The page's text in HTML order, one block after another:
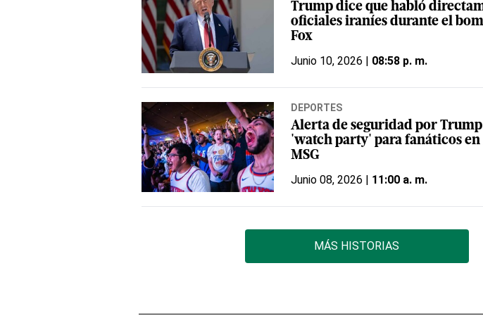
Trump dice que habló
oficiales iraníes durante el
Fox
Junio 10, 2026 | 08:58 p. m.
DEPORTES
Alerta de seguridad por
'watch party' para fanáticos en
MSG
Junio 08, 2026 | 11:00 a. m.
MÁS HISTORIAS